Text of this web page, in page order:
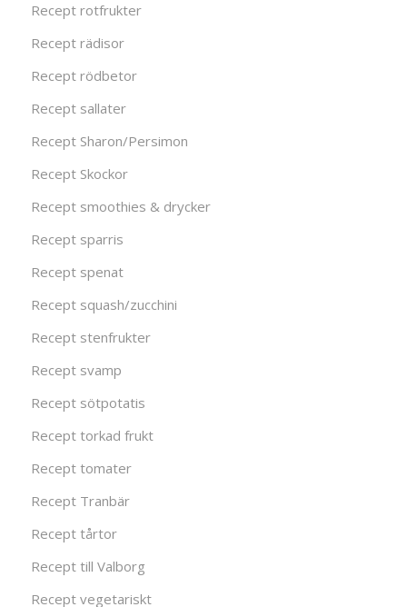
Recept rotfrukter
Recept rädisor
Recept rödbetor
Recept sallater
Recept Sharon/Persimon
Recept Skockor
Recept smoothies & drycker
Recept sparris
Recept spenat
Recept squash/zucchini
Recept stenfrukter
Recept svamp
Recept sötpotatis
Recept torkad frukt
Recept tomater
Recept Tranbär
Recept tårtor
Recept till Valborg
Recept vegetariskt